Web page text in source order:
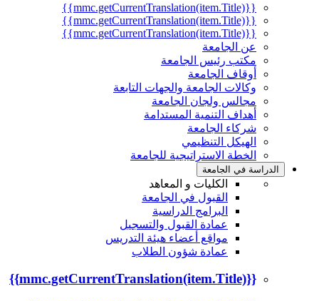
{{mmc.getCurrentTranslation(item.Title)}}
{{mmc.getCurrentTranslation(item.Title)}}
{{mmc.getCurrentTranslation(item.Title)}}
عن الجامعة
مكتب رئيس الجامعة
أوقاف الجامعة
وكالات الجامعة والجهات التابعة
مجالس ولجان الجامعة
أهداف التنمية المستدامة
شركاء الجامعة
الهيكل التنظيمي
الخطة الاستراتيجية للجامعة
الدراسة في الجامعة
الكليات و المعاهد
القبول في الجامعة
البرامج الدراسية
عمادة القبول والتسجيل
مواقع أعضاء هيئة التدريس
عمادة شؤون الطلاب
{{mmc.getCurrentTranslation(item.Title)}}